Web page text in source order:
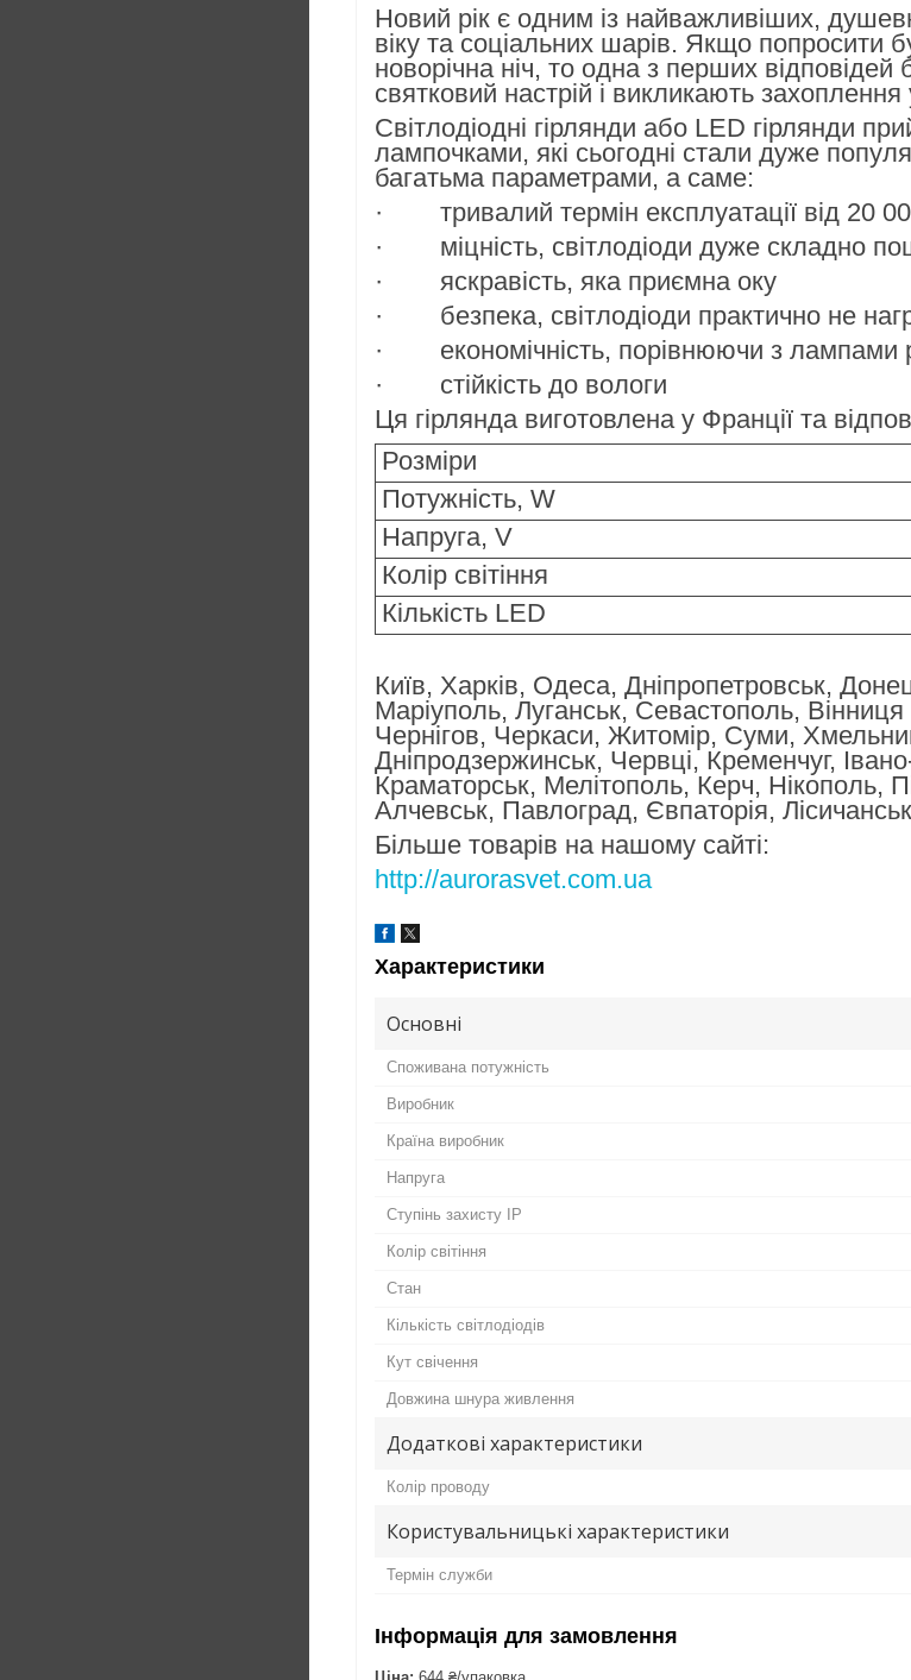
Новий рік є одним із найважливіших,
віку та соціальних шарів. Якщо попросити
новорічна ніч, то одна з перших
святковий настрій і викликають
Світлодіодні гірлянди або LED гірлянди
лампочками, які сьогодні стали дуже
багатьма параметрами, а саме:
· тривалий термін експлуатації від 20
· міцність, світлодіоди дуже складно
· яскравість, яка приємна оку
· безпека, світлодіоди практично не
· економічність, порівнюючи з лампами
· стійкість до вологи
Ця гірлянда виготовлена у Франції та
Розміри
Потужність, W
Напруга, V
Колір світіння
Кількість LED
Київ, Харків, Одеса, Дніпропетровськ,
Маріуполь, Луганськ, Севастополь,
Чернігов, Черкаси, Житомір, Суми,
Дніпродзержинськ, Червці, Кременчуг,
Краматорськ, Мелітополь, Керч, Нікополь,
Алчевськ, Павлоград, Євпаторія,
Більше товарів на нашому сайті:
http://aurorasvet.com.ua
Характеристики
Основні
Споживана потужність
Виробник
Країна виробник
Напруга
Ступінь захисту IP
Колір світіння
Стан
Кількість світлодіодів
Кут свічення
Довжина шнура живлення
Додаткові характеристики
Колір проводу
Користувальницькі характеристики
Термін служби
Інформація для замовлення